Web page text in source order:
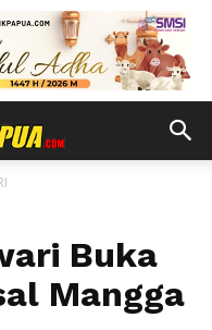
Buka
Mangga